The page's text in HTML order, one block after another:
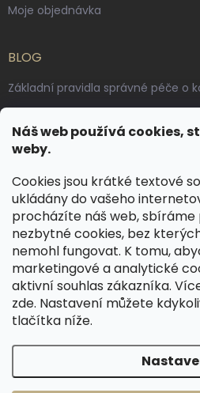
Náš web používá cookies,
weby.
Cookies jsou krátké textové
ukládány do vašeho
procházíte náš web, sbíráme
nezbytné cookies, bez
nemohl fungovat. K tomu,
marketingové a analytické
aktivní souhlas zákazníka.
zde. Nastavení můžete
tlačítka níže.
Moje objednávka
BLOG
Základní pravidla správné péče o
Výroba českých kožených opasků:
řemesla
KONTAKT
dotazy@spongr.cz
+420 776 663 962
https://www.facebook.com/
spongr.cz